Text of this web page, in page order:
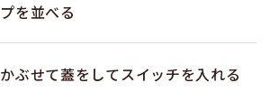
を並べる
ぶせて蓋をしてスイッチを入れる